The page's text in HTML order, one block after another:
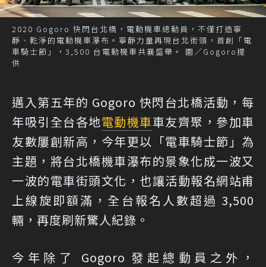
2020 Gogoro 快閃台北橋，電動機車總動員，不僅打造寧
靜、乾淨的電動機車瀑布。寧靜力量再現台北街頭，首創「電
車騎士節」，3,500 台電動機車共襄盛舉。 圖／Gogoro提
供
邁入第五年的 Gogoro 快閃台北橋活動，每
年吸引全台各地電動機車車友齊聚，參加車
友數屢創新高，今年更以「電車騎士節」為
主題，將台北橋機車瀑布的景象化成一波又
一波的電車街頭文化，也讓活動報名網站甫
上線旋即額滿，全台報名人數超過 3,500
輛，再度刷新驚人紀錄。
今年除了 Gogoro 發起總動員之外，